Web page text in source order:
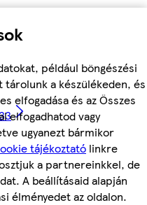
például böngészési
tárolunk a készülékeden, és
elfogadása és az Összes
elfogadhatod vagy
ugyanezt bármikor
tájékoztató linkre
a partnereinkkel, de
A beállításaid alapján
élményedet az oldalon.